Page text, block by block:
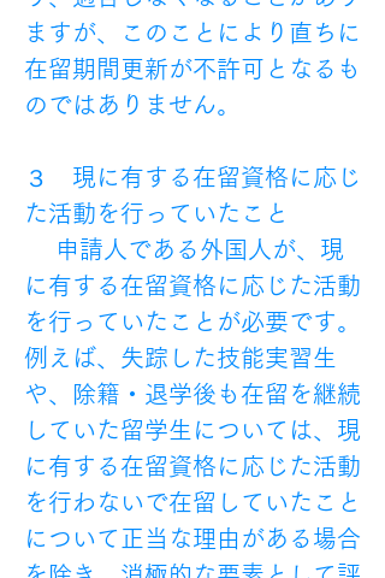
ますが、このことにより直ちに
在留期間更新が不許可となるも
のではありません。
３　現に有する在留資格に応じ
た活動を行っていたこと
に有する在留資格に応じた活動
を行っていたことが必要です。
例えば、失踪した技能実習生
や、除籍・退学後も在留を継続
していた留学生については、現
に有する在留資格に応じた活動
を行わないで在留していたこと
について正当な理由がある場合